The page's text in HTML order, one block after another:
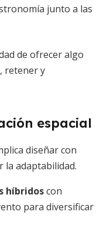
junto a las
de ofrecer algo
retener y
espacial
diseñar con
adaptabilidad.
híbridoscon
para diversificar